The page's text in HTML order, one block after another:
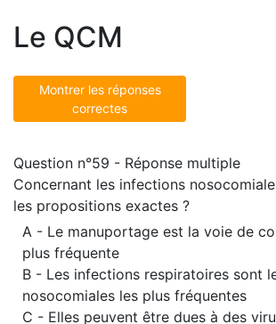
Le QCM
Montrer les réponses
correctes
Question n°59 - Réponse multiple
Concernant les infections
les propositions exactes ?
A - Le manuportage est la voie de
plus fréquente
B - Les infections respiratoires sont
nosocomiales les plus fréquentes
C - Elles peuvent être dues à des